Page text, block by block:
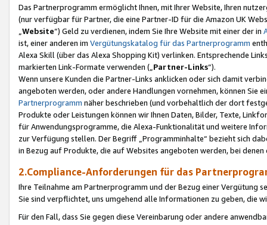
Das Partnerprogramm ermöglicht Ihnen, mit Ihrer Website, Ihren
(nur verfügbar für Partner, die eine Partner-ID für die Amazon UK
Website“) Geld zu verdienen, indem Sie Ihre Website mit einer der in
ist, einer anderen im Vergütungskatalog für das Partnerprogramm
Alexa Skill (über das Alexa Shopping Kit) verlinken. Entsprechende
markierten Link-Formate verwenden („ Partner-Links“).
Wenn unsere Kunden die Partner-Links anklicken oder sich damit
angeboten werden, oder andere Handlungen vornehmen, können Sie
Partnerprogramm näher beschrieben (und vorbehaltlich der dort
Produkte oder Leistungen können wir Ihnen Daten, Bilder, Texte,
für Anwendungsprogramme, die Alexa-Funktionalität und weitere
zur Verfügung stellen. Der Begriff „Programminhalte“ bezieht sich
in Bezug auf Produkte, die auf Websites angeboten werden, bei
2.Compliance-Anforderungen für das
Ihre Teilnahme am Partnerprogramm und der Bezug einer Vergütung
Sie sind verpflichtet, uns umgehend alle Informationen zu geben, die
Für den Fall, dass Sie gegen diese Vereinbarung oder andere